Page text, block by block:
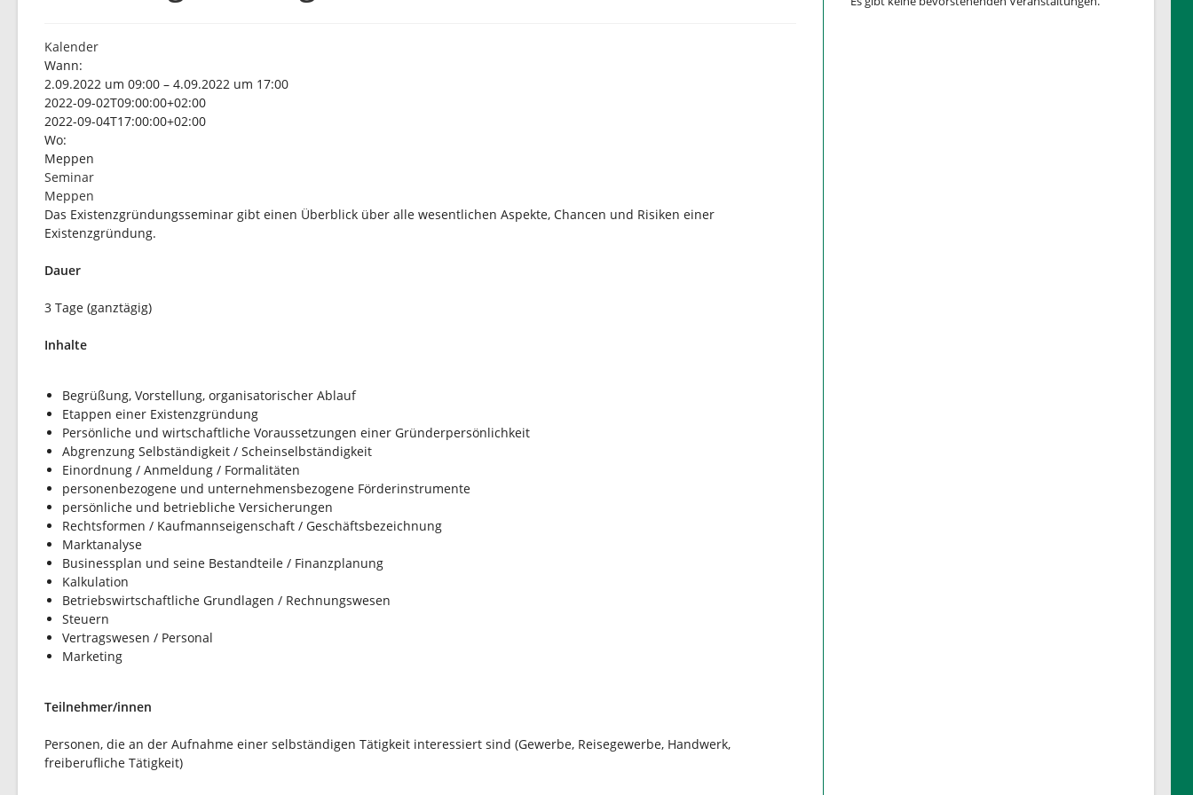
Kalender
Wann:
2.09.2022 um 09:00 – 4.09.2022 um 17:00
2022-09-02T09:00:00+02:00
2022-09-04T17:00:00+02:00
Wo:
Meppen
Seminar
Meppen
Das Existenzgründungsseminar gibt einen Überblick über alle wesentlichen Aspekte, Chancen und Risiken einer
Existenzgründung.
Dauer
3 Tage (ganztägig)
Inhalte
Begrüßung, Vorstellung, organisatorischer Ablauf
Etappen einer Existenzgründung
Persönliche und wirtschaftliche Voraussetzungen einer Gründerpersönlichkeit
Abgrenzung Selbständigkeit / Scheinselbständigkeit
Einordnung / Anmeldung / Formalitäten
personenbezogene und unternehmensbezogene Förderinstrumente
persönliche und betriebliche Versicherungen
Rechtsformen / Kaufmannseigenschaft / Geschäftsbezeichnung
Marktanalyse
Businessplan und seine Bestandteile / Finanzplanung
Kalkulation
Betriebswirtschaftliche Grundlagen / Rechnungswesen
Steuern
Vertragswesen / Personal
Marketing
Teilnehmer/innen
Personen, die an der Aufnahme einer selbständigen Tätigkeit interessiert sind (Gewerbe, Reisegewerbe, Handwerk,
freiberufliche Tätigkeit)